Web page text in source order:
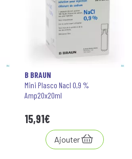
B BRAUN
Mini Plasco Nacl 0,9 %
Amp20x20ml
15,91€
Ajouter